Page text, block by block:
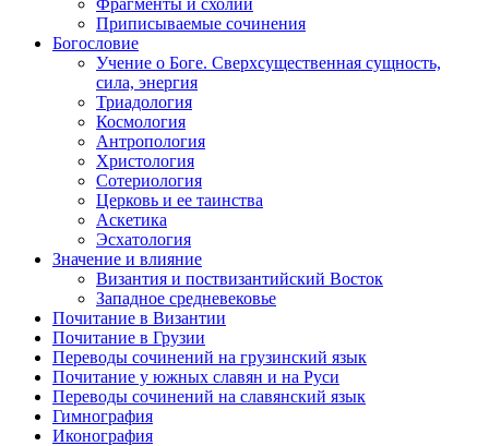
Приписываемые сочинения
Богословие
Учение о Боге. Сверхсущественная сущность,
сила, энергия
Триадология
Космология
Антропология
Христология
Сотериология
Церковь и ее таинства
Аскетика
Эсхатология
Значение и влияние
Византия и поствизантийский Восток
Западное средневековье
Почитание в Византии
Почитание в Грузии
Переводы сочинений на грузинский язык
Почитание у южных славян и на Руси
Переводы сочинений на славянский язык
Гимнография
Иконография